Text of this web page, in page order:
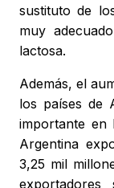
sustituto de
muy
lactosa.
Además, el
los países de
importante en
Argentina
3,25 mil